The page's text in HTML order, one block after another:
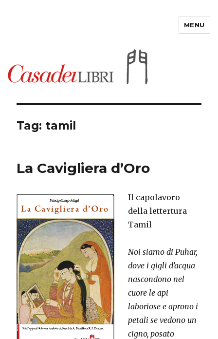
MENU
Tag: tamil
La Cavigliera d’Oro
Il capolavoro
della lettertura
Tamil
Noi siamo di Puhar,
dove i gigli d’acqua
nascondono nel
cuore le api
laboriose e aprono i
petali se vedono un
cigno, posato